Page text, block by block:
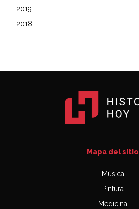
2019
2018
Mapa del sitio
Música
Pintura
Medicina